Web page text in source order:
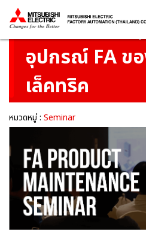
Thailandสัมมนาการบำ
อุปกรณ์ FA ข
เล็คทริค
หมวดหมู่ : Seminar